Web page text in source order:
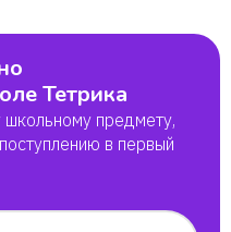
Тетрика
предмету,
в первый